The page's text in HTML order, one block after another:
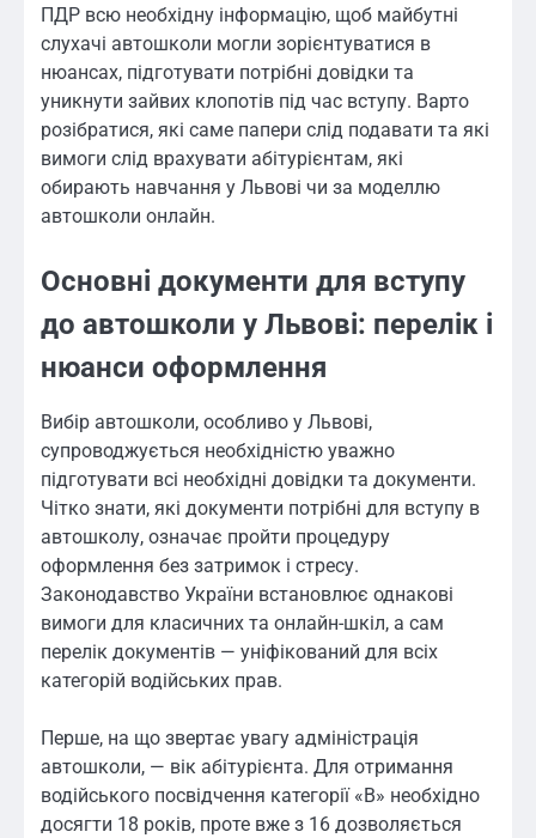
ПДР всю необхідну інформацію, щоб майбутні
слухачі автошколи могли зорієнтуватися в
нюансах, підготувати потрібні довідки та
уникнути зайвих клопотів під час вступу. Варто
розібратися, які саме папери слід подавати та які
вимоги слід врахувати абітурієнтам, які
обирають навчання у Львові чи за моделлю
автошколи онлайн.
Основні документи для вступу
до автошколи у Львові: перелік і
нюанси оформлення
Вибір автошколи, особливо у Львові,
супроводжується необхідністю уважно
підготувати всі необхідні довідки та документи.
Чітко знати, які документи потрібні для вступу в
автошколу, означає пройти процедуру
оформлення без затримок і стресу.
Законодавство України встановлює однакові
вимоги для класичних та онлайн-шкіл, а сам
перелік документів — уніфікований для всіх
категорій водійських прав.
Перше, на що звертає увагу адміністрація
автошколи, — вік абітурієнта. Для отримання
водійського посвідчення категорії «B» необхідно
досягти 18 років, проте вже з 16 дозволяється